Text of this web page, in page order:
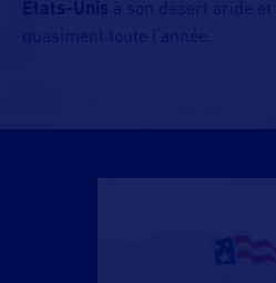
Etats-Unis à son désert aride et
quasiment toute l’année.